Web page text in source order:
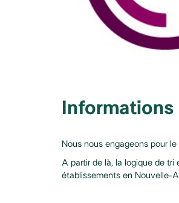
Nous nous engageons pour
A partir de là, la logique de tri
établissements en Nouvelle-